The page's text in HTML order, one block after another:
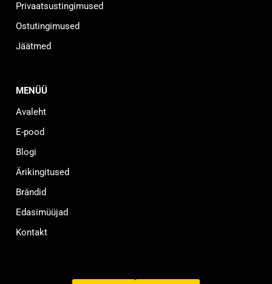
Privaatsustingimused
Ostutingimused
Jäätmed
MENÜÜ
Avaleht
E-pood
Blogi
Ärikingitused
Brändid
Edasimüüjad
Kontakt